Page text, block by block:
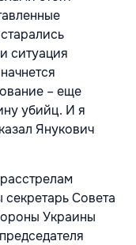
ситуация
– еще
убийц. И я
Янукович
Совета
Украины